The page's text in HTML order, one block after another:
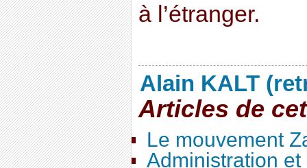
à l’étranger.
Alain KALT
Articles de
Le mouvement
Administration